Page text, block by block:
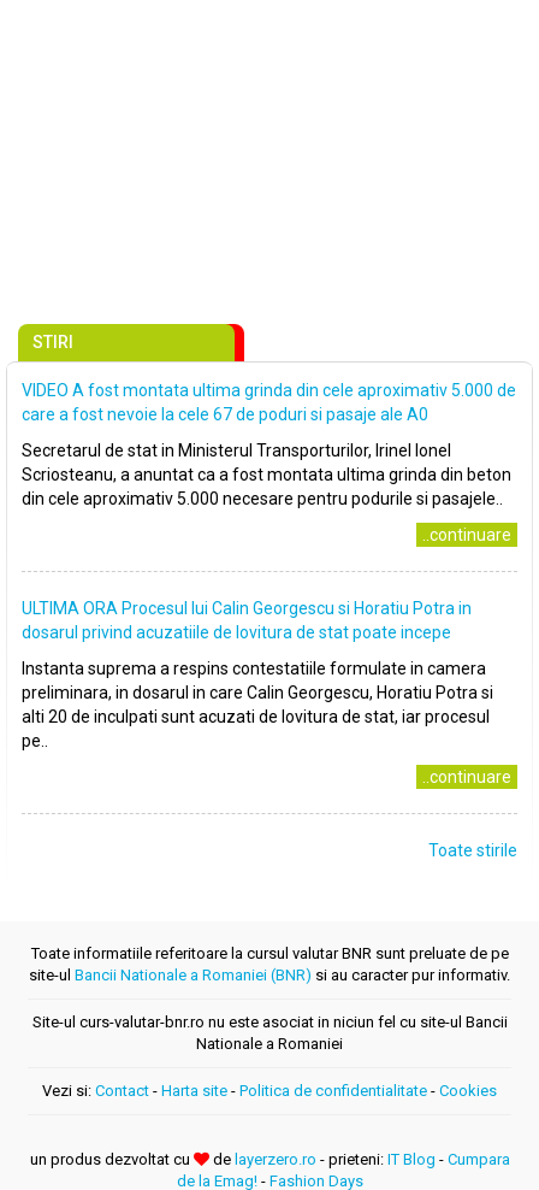
STIRI
VIDEO A fost montata ultima grinda din cele aproximativ 5.000 de
care a fost nevoie la cele 67 de poduri si pasaje ale A0
Secretarul de stat in Ministerul Transporturilor, Irinel Ionel
Scriosteanu, a anuntat ca a fost montata ultima grinda din beton
din cele aproximativ 5.000 necesare pentru podurile si pasajele..
..continuare
ULTIMA ORA Procesul lui Calin Georgescu si Horatiu Potra in
dosarul privind acuzatiile de lovitura de stat poate incepe
Instanta suprema a respins contestatiile formulate in camera
preliminara, in dosarul in care Calin Georgescu, Horatiu Potra si
alti 20 de inculpati sunt acuzati de lovitura de stat, iar procesul
pe..
..continuare
Toate stirile
Toate informatiile referitoare la cursul valutar BNR sunt preluate de pe
site-ul Bancii Nationale a Romaniei (BNR) si au caracter pur informativ.
Site-ul curs-valutar-bnr.ro nu este asociat in niciun fel cu site-ul Bancii
Nationale a Romaniei
Vezi si: Contact - Harta site - Politica de confidentialitate - Cookies
un produs dezvoltat cu de layerzero.ro - prieteni: IT Blog - Cumpara
de la Emag!- Fashion Days